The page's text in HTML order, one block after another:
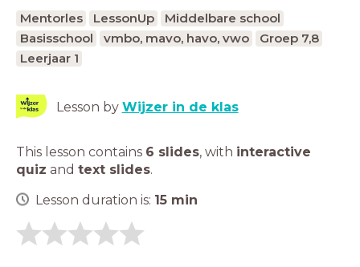
Mentorles LessonUp
Middelbare school
Basisschool
vmbo, mavo, havo, vwo
Groep 7,8
Leerjaar 1
Lesson by Wijzer in de klas
This lesson contains 6 slides, with interactive
quiz and text slides.
Lesson duration is: 15 min